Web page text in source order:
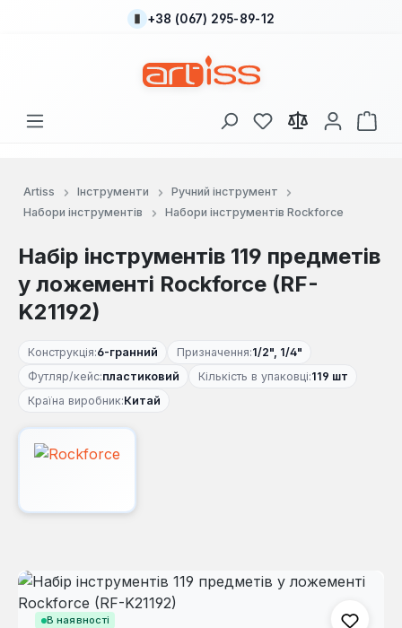
Перейти до основного вмісту
+38 (067) 295-89-12
У вас є 0 у списку
Artiss Інструменти
Ручний інструмент
Набори інструментів
Набори інструментів Rockforce
Набір інструментів 119 предметів
у ложементі Rockforce (RF-
K21192)
Конструкція:6-гранний Призначення:1/2", 1/4"
Футляр/кейс:пластиковий Кількість в упаковці:119 шт
Країна виробник:Китай
В наявності
Пропустити галерею зображень